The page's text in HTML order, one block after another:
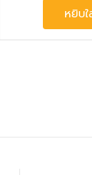
หยิบใ